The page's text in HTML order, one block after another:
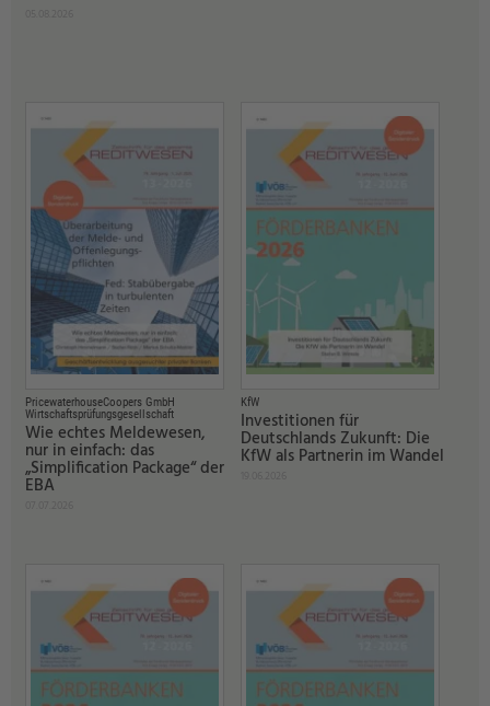
PricewaterhouseCoopers GmbH
Wirtschaftsprüfungsgesellschaft
Wie echtes Meldewesen,
nur in einfach: das
„Simplification Package“ der
EBA
KfW
Investitionen für
Deutschlands Zukunft: Die
KfW als Partnerin im Wandel